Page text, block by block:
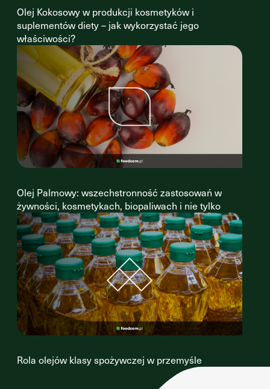
Olej Kokosowy w produkcji kosmetyków i
suplementów diety – jak wykorzystać jego
właściwości?
Olej Palmowy: wszechstronność zastosowań w
żywności, kosmetykach, biopaliwach i nie tylko
Rola olejów klasy spożywczej w przemyśle